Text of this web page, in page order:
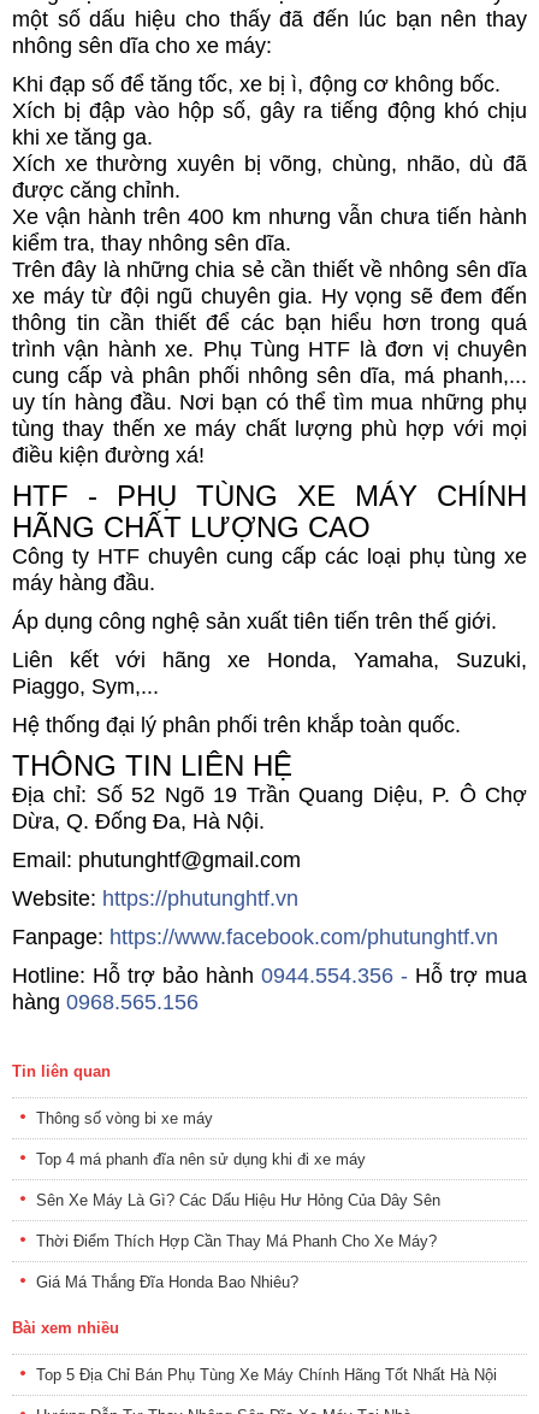
một số dấu hiệu cho thấy đã đến lúc bạn nên thay
nhông sên dĩa cho xe máy:
Khi đạp số để tăng tốc, xe bị ì, động cơ không bốc.
Xích bị đập vào hộp số, gây ra tiếng động khó chịu
khi xe tăng ga.
Xích xe thường xuyên bị võng, chùng, nhão, dù đã
được căng chỉnh.
Xe vận hành trên 400 km nhưng vẫn chưa tiến hành
kiểm tra, thay nhông sên dĩa.
Trên đây là những chia sẻ cần thiết về nhông sên dĩa
xe máy từ đội ngũ chuyên gia. Hy vọng sẽ đem đến
thông tin cần thiết để các bạn hiểu hơn trong quá
trình vận hành xe. Phụ Tùng HTF là đơn vị chuyên
cung cấp và phân phối nhông sên dĩa, má phanh,...
uy tín hàng đầu. Nơi bạn có thể tìm mua những phụ
tùng thay thến xe máy chất lượng phù hợp với mọi
điều kiện đường xá!
HTF - PHỤ TÙNG XE MÁY CHÍNH
HÃNG CHẤT LƯỢNG CAO
Công ty HTF chuyên cung cấp các loại phụ tùng xe
máy hàng đầu.
Áp dụng công nghệ sản xuất tiên tiến trên thế giới.
Liên kết với hãng xe Honda, Yamaha, Suzuki,
Piaggo, Sym,...
Hệ thống đại lý phân phối trên khắp toàn quốc.
THÔNG TIN LIÊN HỆ
Địa chỉ: Số 52 Ngõ 19 Trần Quang Diệu, P. Ô Chợ
Dừa, Q. Đống Đa, Hà Nội.
Email: phutunghtf@gmail.com
Website: https://phutunghtf.vn
Fanpage: https://www.facebook.com/phutunghtf.vn
Hotline: Hỗ trợ bảo hành 0944.554.356 - Hỗ trợ mua
hàng 0968.565.156
Tin liên quan
Thông số vòng bi xe máy
Top 4 má phanh đĩa nên sử dụng khi đi xe máy
Sên Xe Máy Là Gì? Các Dấu Hiệu Hư Hỏng Của Dây Sên
Thời Điểm Thích Hợp Cần Thay Má Phanh Cho Xe Máy?
Giá Má Thắng Đĩa Honda Bao Nhiêu?
Bài xem nhiều
Top 5 Địa Chỉ Bán Phụ Tùng Xe Máy Chính Hãng Tốt Nhất Hà Nội